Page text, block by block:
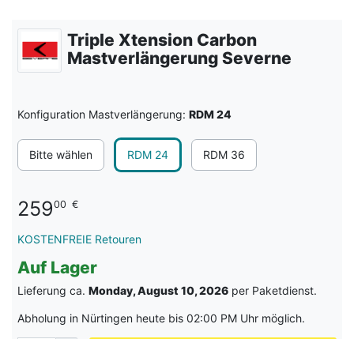
Triple Xtension Carbon
Mastverlängerung Severne
Konfiguration Mastverlängerung: RDM 24
Bitte wählen RDM 24 RDM 36
25900 €
KOSTENFREIE Retouren
Auf Lager
Lieferung ca. Monday, August 10, 2026 per Paketdienst.
Abholung in Nürtingen heute bis 02:00 PM Uhr möglich.